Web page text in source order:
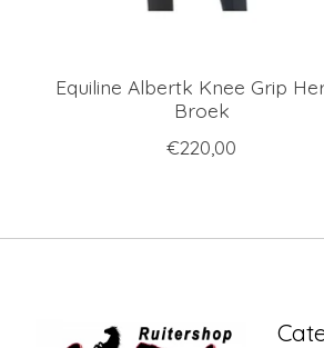
Equiline Albertk Knee Grip
Broek
€220,00